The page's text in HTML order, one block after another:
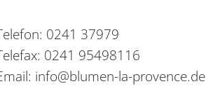
0241 37979
0241 95498116
info@blumen-la-provence.de